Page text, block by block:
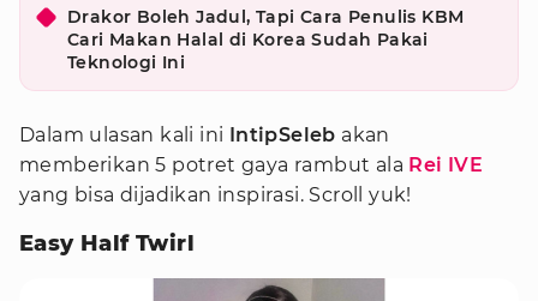
Drakor Boleh Jadul, Tapi Cara Penulis KBM
Cari Makan Halal di Korea Sudah Pakai
Teknologi Ini
Dalam ulasan kali ini IntipSeleb akan
memberikan 5 potret gaya rambut ala Rei IVE
yang bisa dijadikan inspirasi. Scroll yuk!
Easy Half Twirl